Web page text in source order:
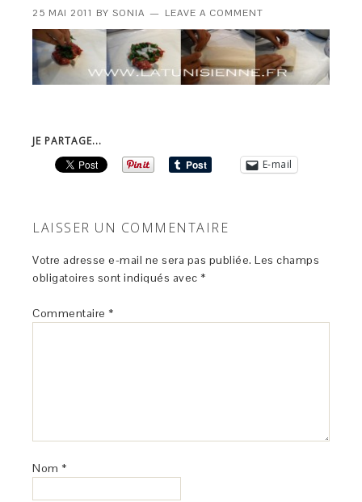
25 MAI 2011 BYSONIA LEAVE A COMMENT
JE PARTAGE...
E-mail
LAISSER UN COMMENTAIRE
Votre adresse e-mail ne sera pas publiée. Les champs
obligatoires sont indiqués avec *
Commentaire *
Nom *